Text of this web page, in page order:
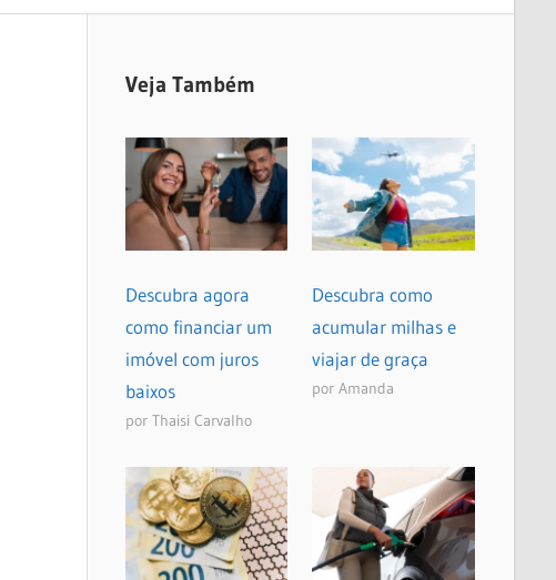
Veja Também
Descubra agora
como financiar um
imóvel com juros
baixos
por Thaisi Carvalho
Descubra como
acumular milhas e
viajar de graça
por Amanda